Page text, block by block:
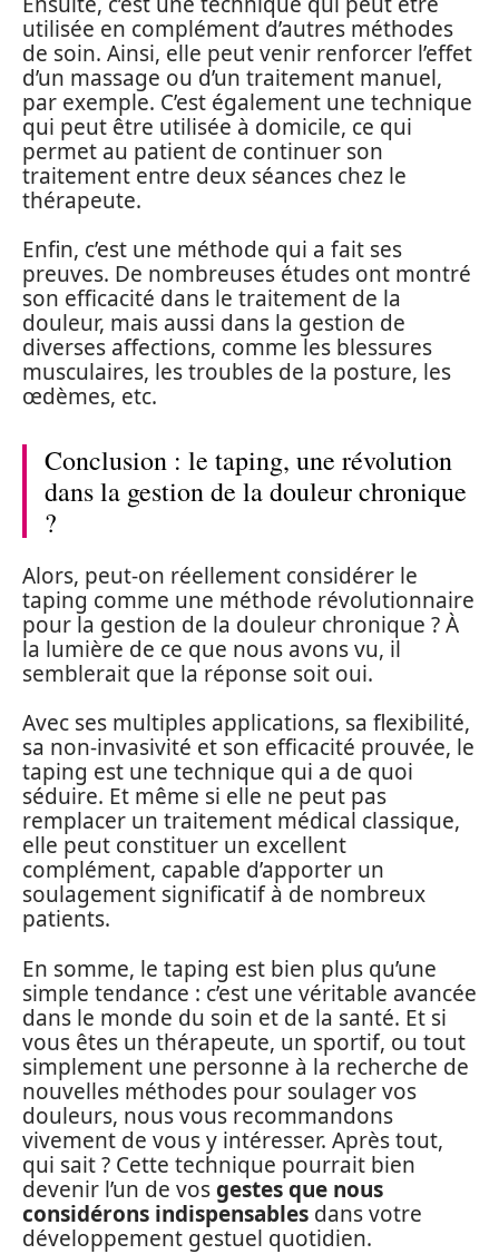
utilisée en complément d’autres méthodes
de soin. Ainsi, elle peut venir renforcer l’effet
d’un massage ou d’un traitement manuel,
par exemple. C’est également une technique
qui peut être utilisée à domicile, ce qui
permet au patient de continuer son
traitement entre deux séances chez le
thérapeute.
Enfin, c’est une méthode qui a fait ses
preuves. De nombreuses études ont montré
son efficacité dans le traitement de la
douleur, mais aussi dans la gestion de
diverses affections, comme les blessures
musculaires, les troubles de la posture, les
œdèmes, etc.
Conclusion : le taping, une révolution
dans la gestion de la douleur chronique
?
Alors, peut-on réellement considérer le
taping comme une méthode révolutionnaire
pour la gestion de la douleur chronique ? À
la lumière de ce que nous avons vu, il
semblerait que la réponse soit oui.
Avec ses multiples applications, sa flexibilité,
sa non-invasivité et son efficacité prouvée, le
taping est une technique qui a de quoi
séduire. Et même si elle ne peut pas
remplacer un traitement médical classique,
elle peut constituer un excellent
complément, capable d’apporter un
soulagement significatif à de nombreux
patients.
En somme, le taping est bien plus qu’une
simple tendance : c’est une véritable avancée
dans le monde du soin et de la santé. Et si
vous êtes un thérapeute, un sportif, ou tout
simplement une personne à la recherche de
nouvelles méthodes pour soulager vos
douleurs, nous vous recommandons
vivement de vous y intéresser. Après tout,
qui sait ? Cette technique pourrait bien
devenir l’un de vosgestes que nous
considérons indispensables dans votre
développement gestuel quotidien.